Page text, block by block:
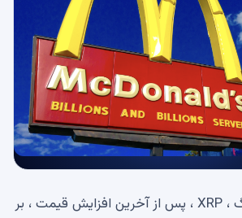
سومین Altcoin بزرگ ، XRP ، پس از آخرین افزایش قیمت ، بر